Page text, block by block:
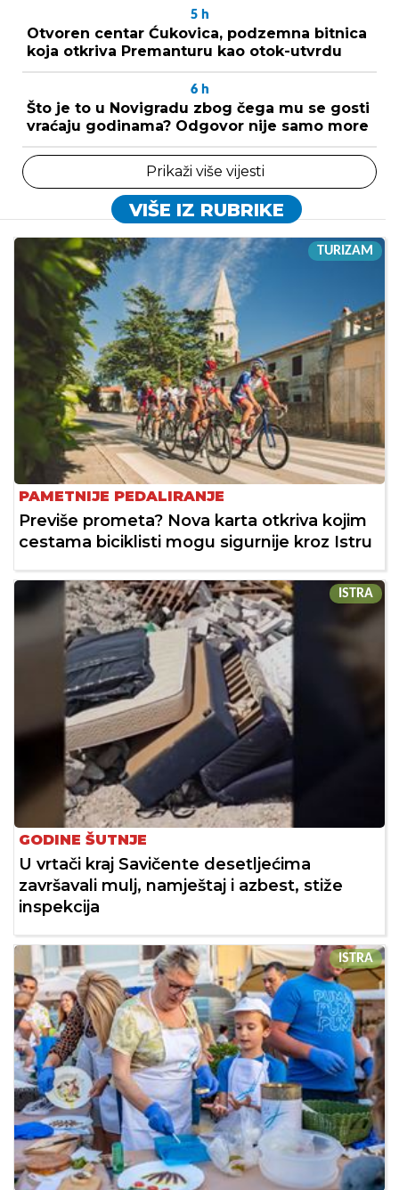
5 h
Otvoren centar Ćukovica, podzemna bitnica
koja otkriva Premanturu kao otok-utvrdu
6 h
Što je to u Novigradu zbog čega mu se gosti
vraćaju godinama? Odgovor nije samo more
Prikaži više vijesti
VIŠE IZ RUBRIKE
TURIZAM
PAMETNIJE PEDALIRANJE
Previše prometa? Nova karta otkriva kojim
cestama biciklisti mogu sigurnije kroz Istru
ISTRA
GODINE ŠUTNJE
U vrtači kraj Savičente desetljećima
završavali mulj, namještaj i azbest, stiže
inspekcija
ISTRA